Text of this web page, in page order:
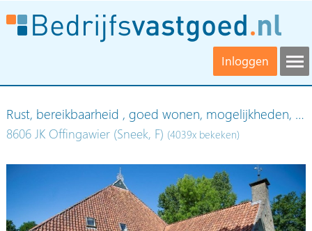
Inloggen
Rust, bereikbaarheid , goed wonen, mogelijkheden, …
8606 JK Offingawier (Sneek, F) (4039x bekeken)